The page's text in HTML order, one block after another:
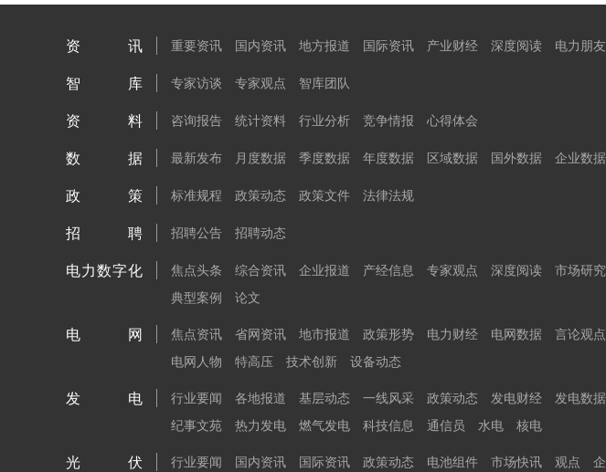
资讯 重要资讯 国内资讯 地方报道 国际资讯 产业财经 深度阅读 电力朋
智库 专家访谈 专家观点 智库团队
资料 咨询报告 统计资料 行业分析 竞争情报 心得体会
数据 最新发布 月度数据 季度数据 年度数据 区域数据 国外数据 企业数据
政策 标准规程 政策动态 政策文件 法律法规
招聘 招聘公告 招聘动态
电力数字化 焦点头条 综合资讯 企业报道 产经信息 专家观点 深度阅读 市场研究
典型案例
论文
电网 焦点资讯 省网资讯 地市报道 政策形势 电力财经 电网数据 言论观点
电网人物
特高压 技术创新 设备动态
发电 行业要闻 各地报道 基层动态 一线风采 政策动态 发电财经 发电数据
纪事文苑
热力发电 燃气发电 科技信息 通信员 水电 核电
光伏 行业要闻 国内资讯 国际资讯 政策动态 电池组件 市场快讯 观点